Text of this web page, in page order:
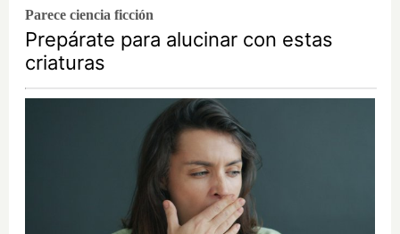
Parece ciencia ficción
Prepárate para alucinar con estas
criaturas